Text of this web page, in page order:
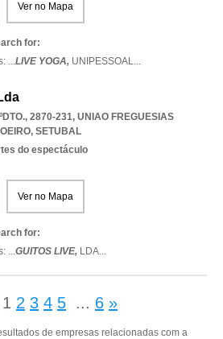
Ver no Mapa
for:
...LIVE YOGA, UNIPESSOAL...
2870-231, UNIAO FREGUESIAS
, SETUBAL
do espectáculo
Ver no Mapa
for:
...GUITOS LIVE, LDA...
1 2 3 4 5 ... 6 »
de empresas relacionadas com a